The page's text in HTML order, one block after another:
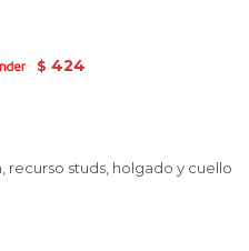
$ 424
studs, holgado y cuello